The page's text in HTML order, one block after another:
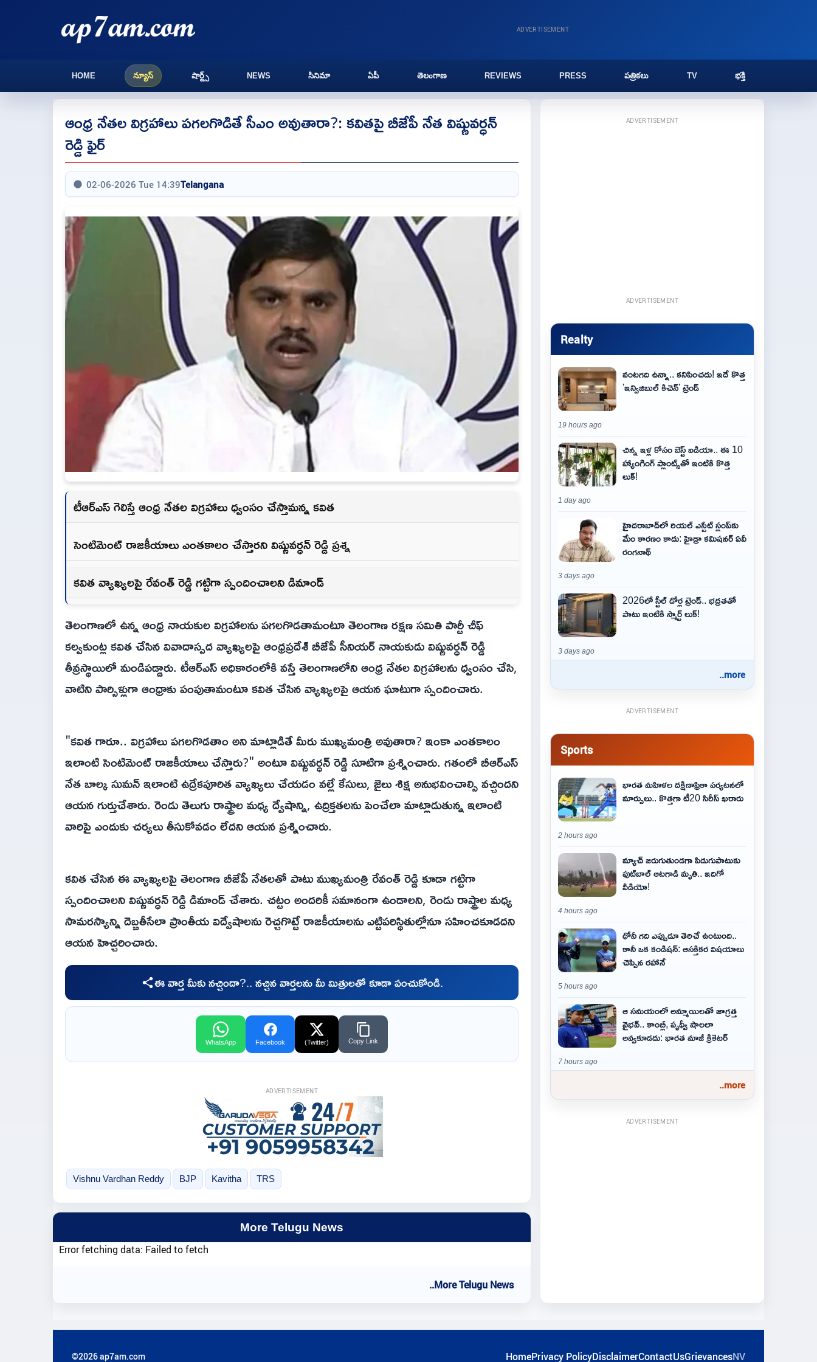
ADVERTISEMENT
HOME న్యూస్ షార్ట్స్ NEWS సినిమా ఏపీ తెలంగాణ REVIEWS PRESS పత్రికలు TV భక్తి
ఆంధ్ర నేతల విగ్రహాలు పగలగొడితే సీఎం అవుతారా?: కవితపై బీజేపీ నేత విష్ణువర్ధన్
రెడ్డి ఫైర్
02-06-2026 Tue 14:39Telangana
టీఆర్ఎస్ గెలిస్తే ఆంధ్ర నేతల విగ్రహాలు ధ్వంసం చేస్తామన్న కవిత
సెంటిమెంట్ రాజకీయాలు ఎంతకాలం చేస్తారని విష్ణువర్ధన్ రెడ్డి ప్రశ్న
కవిత వ్యాఖ్యలపై రేవంత్ రెడ్డి గట్టిగా స్పందించాలని డిమాండ్
తెలంగాణలో ఉన్న ఆంధ్ర నాయకుల విగ్రహాలను పగలగొడతామంటూ తెలంగాణ రక్షణ సమితి పార్టీ చీఫ్
కల్వకుంట్ల కవిత చేసిన వివాదాస్పద వ్యాఖ్యలపై ఆంధ్రప్రదేశ్ బీజేపీ సీనియర్ నాయకుడు విష్ణువర్ధన్ రెడ్డి
తీవ్రస్థాయిలో మండిపడ్డారు. టీఆర్ఎస్ అధికారంలోకి వస్తే తెలంగాణలోని ఆంధ్ర నేతల విగ్రహాలను ధ్వంసం చేసి,
వాటిని పార్సిళ్లుగా ఆంధ్రాకు పంపుతామంటూ కవిత చేసిన వ్యాఖ్యలపై ఆయన ఘాటుగా స్పందించారు.
"కవిత గారూ.. విగ్రహాలు పగలగొడతాం అని మాట్లాడితే మీరు ముఖ్యమంత్రి అవుతారా? ఇంకా ఎంతకాలం
ఇలాంటి సెంటిమెంట్ రాజకీయాలు చేస్తారు?" అంటూ విష్ణువర్ధన్ రెడ్డి సూటిగా ప్రశ్నించారు. గతంలో బీఆర్ఎస్
నేత బాల్క సుమన్ ఇలాంటి ఉద్రేకపూరిత వ్యాఖ్యలు చేయడం వల్లే కేసులు, జైలు శిక్ష అనుభవించాల్సి వచ్చిందని
ఆయన గుర్తుచేశారు. రెండు తెలుగు రాష్ట్రాల మధ్య ద్వేషాన్ని, ఉద్రిక్తతలను పెంచేలా మాట్లాడుతున్న ఇలాంటి
వారిపై ఎందుకు చర్యలు తీసుకోవడం లేదని ఆయన ప్రశ్నించారు.
కవిత చేసిన ఈ వ్యాఖ్యలపై తెలంగాణ బీజేపీ నేతలతో పాటు ముఖ్యమంత్రి రేవంత్ రెడ్డి కూడా గట్టిగా
స్పందించాలని విష్ణువర్ధన్ రెడ్డి డిమాండ్ చేశారు. చట్టం అందరికీ సమానంగా ఉండాలని, రెండు రాష్ట్రాల మధ్య
సామరస్యాన్ని దెబ్బతీసేలా ప్రాంతీయ విద్వేషాలను రెచ్చగొట్టే రాజకీయాలను ఎట్టిపరిస్థితుల్లోనూ సహించకూడదని
ఆయన హెచ్చరించారు.
ఈ వార్త మీకు నచ్చిందా?.. నచ్చిన వార్తలను మీ మిత్రులతో కూడా పంచుకోండి.
WhatsApp Facebook (Twitter) Copy Link
ADVERTISEMENT
Vishnu Vardhan Reddy BJP Kavitha TRS
More Telugu News
Error fetching data: Failed to fetch
..More Telugu News
ADVERTISEMENT
ADVERTISEMENT
Realty
వంటగది ఉన్నా.. కనిపించదు! ఇదే కొత్త
'ఇన్విజిబుల్ కిచెన్' ట్రెండ్
19 hours ago
చిన్న ఇళ్ల కోసం బెస్ట్ ఐడియా.. ఈ 10
హ్యాంగింగ్ ప్లాంట్స్‌తో ఇంటికి కొత్త
లుక్!
1 day ago
హైదరాబాద్‌లో రియల్ ఎస్టేట్ స్లంప్‌కు
మేం కారణం కాదు: హైడ్రా కమిషనర్ ఏవీ
రంగనాథ్
3 days ago
2026లో స్టీల్ డోర్ల ట్రెండ్.. భద్రతతో
పాటు ఇంటికి స్మార్ట్ లుక్!
3 days ago
..more
ADVERTISEMENT
Sports
భారత మహిళల దక్షిణాఫ్రికా పర్యటనలో
మార్పులు.. కొత్తగా టీ20 సిరీస్ ఖరారు
2 hours ago
మ్యాచ్ జరుగుతుండగా పిడుగుపాటుకు
ఫుట్‌బాల్ ఆటగాడి మృతి.. ఇదిగో
వీడియో!
4 hours ago
ధోనీ గది ఎప్పుడూ తెరిచే ఉంటుంది..
కానీ ఒక కండిషన్: ఆసక్తికర విషయాలు
చెప్పిన రహానే
5 hours ago
ఆ స‌మ‌యంలో అమ్మాయిల‌తో జాగ్ర‌త్త‌
వైభ‌వ్‌.. కాంబ్లీ, పృథ్వీ షాలలా
అవ్వ‌కూడ‌దు: భార‌త మాజీ క్రికెట‌ర్‌
7 hours ago
..more
ADVERTISEMENT
©2026 ap7am.com HomePrivacy PolicyDisclaimerContactUsGrievancesNV